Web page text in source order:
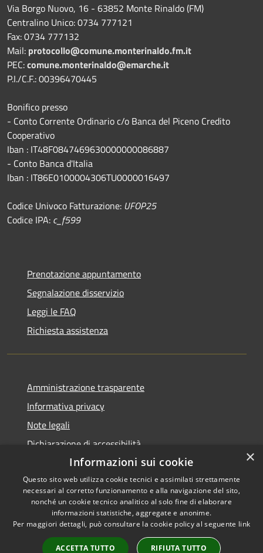
Via Borgo Nuovo, 16 - 63852 Monte Rinaldo (FM)
Centralino Unico: 0734 777121
Fax: 0734 777132
Mail: protocollo@comune.monterinaldo.fm.it
PEC:comune.monterinaldo@emarche.it
P.I./C.F.: 00396470445
Bonifico presso
​- Conto Corrente Ordinario c/o Banca del Piceno Credito
Cooperativo
Iban : IT48F0847469630000000086887
- Conto Banca d'Italia
Iban : IT86E0100004306TU0000016497
Codice Univoco Fatturazione: UFOP25
Codice IPA: c_f599
Prenotazione appuntamento
Segnalazione disservizio
Leggi le FAQ
Richiesta assistenza
Amministrazione trasparente
Informativa privacy
Note legali
Dichiarazione di accessibilità
Accessibilità
Privacy
Copyright © 2026 • Comune di
Monte Rinaldo • Powered by
Municipium
Accesso
redazione
×
Informazioni sui cookie
Questo sito web utilizza cookie tecnici e assimilati strettamente
necessari al corretto funzionamento e alla navigazione del sito,
nonché un cookie tecnico analitico al solo fine di elaborare
informazioni statistiche, aggregate e anonime.
Per maggiori dettagli, può consultare la cookie policy al seguente link
ACCETTA TUTTO RIFIUTA TUTTO